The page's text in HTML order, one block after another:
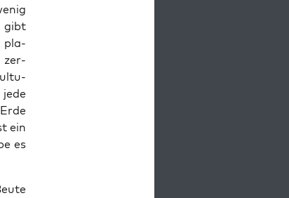
gibt
pla­
zer­
ein
es